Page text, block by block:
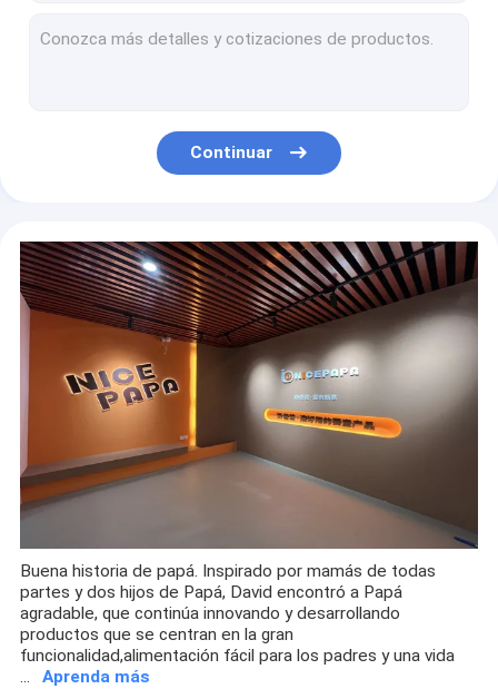
El calentador LCD de la botella del control de la temperatura del bebé del USB exhibe para la fórmula
Mano agradable BPA libre del biberón uno de Papa Wide Neck Flip Cap libre
Calentador portátil elegante 10W Constant Temperature del biberón del termóstato USB
El calentador eléctrico portátil de la botella de leche del USB aisló el termóstato para el viaje en coche
Viaje rápido 10W - calentador de la carga de la botella de la temperatura 27W para las alimentaciones de la noche
Continuar
Buena historia de papá. Inspirado por mamás de todas
partes y dos hijos de Papá, David encontró a Papá
agradable, que continúa innovando y desarrollando
productos que se centran en la gran
funcionalidad,alimentación fácil para los padres y una vida
...
Aprenda más